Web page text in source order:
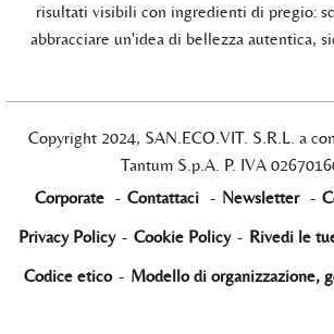
risultati visibili con ingredienti di pregio:
abbracciare un'idea di bellezza autentica,
Copyright 2024, SAN.ECO.VIT. S.R.L. a
Tantum S.p.A. P. IVA
Corporate - Contattaci - Newsletter -
Privacy Policy - Cookie Policy - Rivedi le
Codice etico - Modello di organizzazione,